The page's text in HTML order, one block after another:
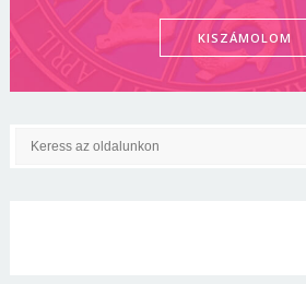
KISZÁMOLOM